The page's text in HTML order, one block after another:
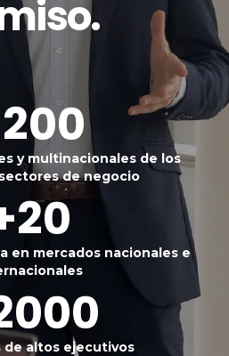
y multinacionales de los
de negocio
en mercados nacionales e
de altos ejecutivos